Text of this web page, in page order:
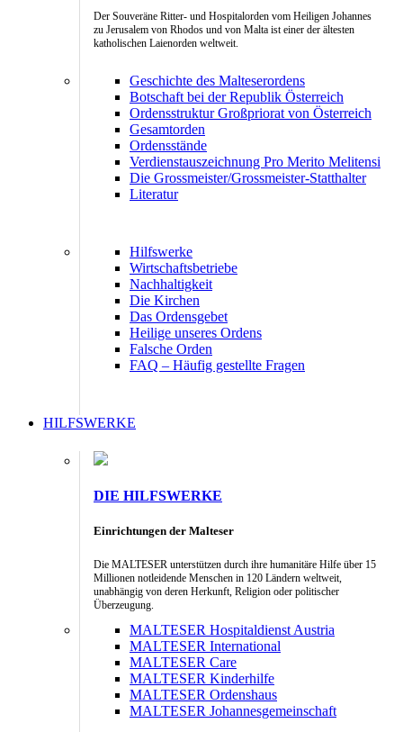
Der Souveräne Ritter- und Hospitalorden vom Heiligen Johannes
zu Jerusalem von Rhodos und von Malta ist einer der ältesten
katholischen Laienorden weltweit.
Geschichte des Malteserordens
Botschaft bei der Republik Österreich
Ordensstruktur Großpriorat von Österreich
Gesamtorden
Ordensstände
Verdienstauszeichnung Pro Merito Melitensi
Die Grossmeister/Grossmeister-Statthalter
Literatur
Hilfswerke
Wirtschaftsbetriebe
Nachhaltigkeit
Die Kirchen
Das Ordensgebet
Heilige unseres Ordens
Falsche Orden
FAQ – Häufig gestellte Fragen
HILFSWERKE
DIE HILFSWERKE
Einrichtungen der Malteser
Die MALTESER unterstützen durch ihre humanitäre Hilfe über 15
Millionen notleidende Menschen in 120 Ländern weltweit,
unabhängig von deren Herkunft, Religion oder politischer
Überzeugung.
MALTESER Hospitaldienst Austria
MALTESER International
MALTESER Care
MALTESER Kinderhilfe
MALTESER Ordenshaus
MALTESER Johannesgemeinschaft